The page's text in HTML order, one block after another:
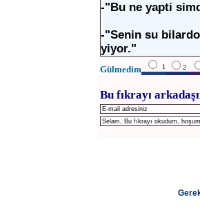
-"Bu ne yapti
-"Senin su
yiyor."
Gülmedim 1 2
Bu fıkrayı